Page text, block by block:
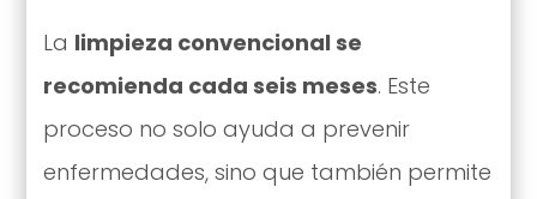
La limpieza convencional se
recomienda cada seis meses. Este
proceso no solo ayuda a prevenir
enfermedades, sino que también permite